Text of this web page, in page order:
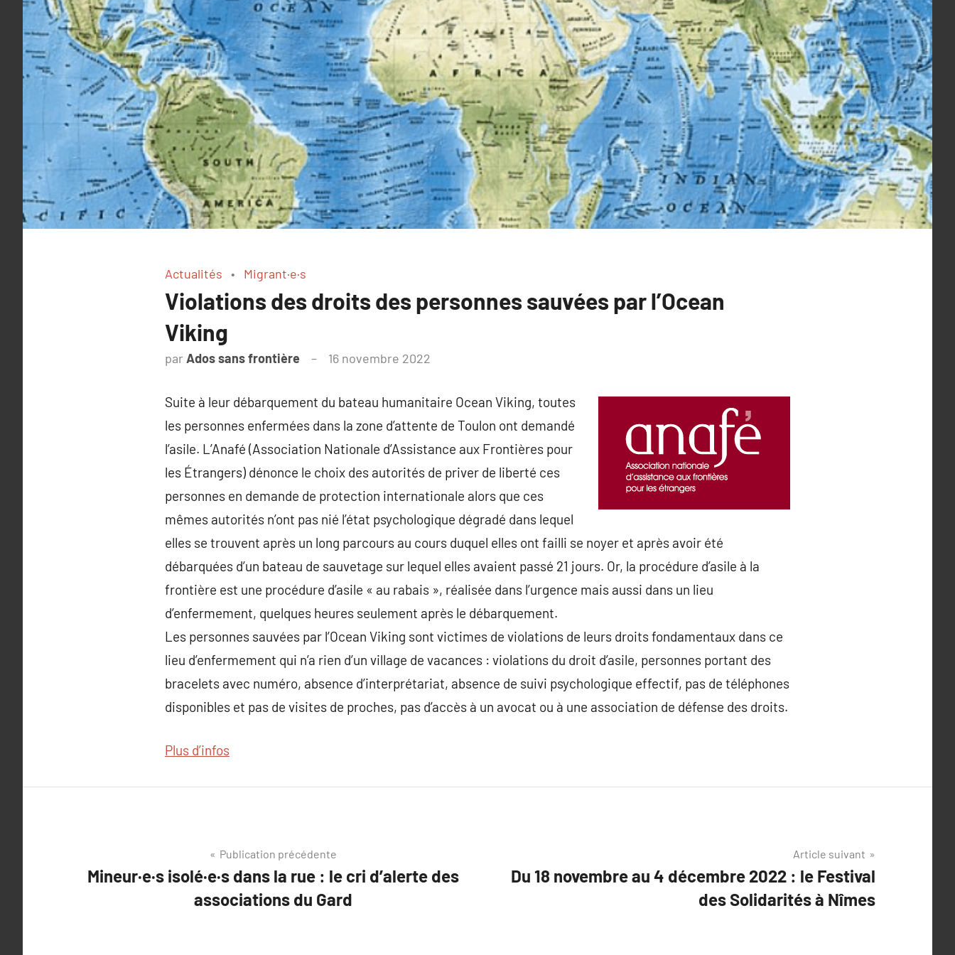
Actualités Migrant·e·s
Violations des droits des personnes sauvées par l’Ocean
Viking
par Ados sans frontière 16 novembre 2022
Suite à leur débarquement du bateau humanitaire Ocean Viking, toutes
les personnes enfermées dans la zone d’attente de Toulon ont demandé
l’asile. L’Anafé (Association Nationale d’Assistance aux Frontières pour
les Étrangers) dénonce le choix des autorités de priver de liberté ces
personnes en demande de protection internationale alors que ces
mêmes autorités n’ont pas nié l’état psychologique dégradé dans lequel
elles se trouvent après un long parcours au cours duquel elles ont failli se noyer et après avoir été
débarquées d’un bateau de sauvetage sur lequel elles avaient passé 21 jours. Or, la procédure d’asile à la
frontière est une procédure d’asile « au rabais », réalisée dans l’urgence mais aussi dans un lieu
d’enfermement, quelques heures seulement après le débarquement.
Les personnes sauvées par l’Ocean Viking sont victimes de violations de leurs droits fondamentaux dans ce
lieu d’enfermement qui n’a rien d’un village de vacances : violations du droit d’asile, personnes portant des
bracelets avec numéro, absence d’interprétariat, absence de suivi psychologique effectif, pas de téléphones
disponibles et pas de visites de proches, pas d’accès à un avocat ou à une association de défense des droits.
Plus d’infos
de
Publication précédente
Mineur·e·s isolé·e·s dans la rue : le cri d’alerte des
associations du Gard
Article suivant
Du 18 novembre au 4 décembre 2022 : le Festival
des Solidarités à Nîmes